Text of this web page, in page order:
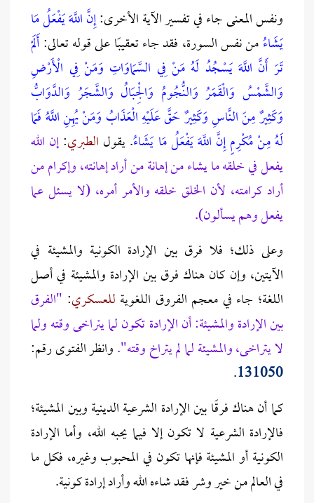
ونفس المعنى جاء في تفسير الآية الأخرى:إِنَّ اللَّهَ يَفْعَلُ مَا
يَشَاءُ من نفس السورة، فقد جاء تعقيبًا على قوله تعالى:أَلَمْ
تَرَ أَنَّ اللَّهَ يَسْجُدُ لَهُ مَنْ فِي السَّمَاوَاتِ وَمَنْ فِي الْأَرْضِ
وَالشَّمْسُ وَالْقَمَرُ وَالنُّجُومُ وَالْجِبَالُ وَالشَّجَرُ وَالدَّوَابُّ
وَكَثِيرٌ مِنَ النَّاسِ وَكَثِيرٌ حَقَّ عَلَيْهِ الْعَذَابُ وَمَنْ يُهِنِ اللَّهُ فَمَا
لَهُ مِنْ مُكْرِمٍ إِنَّ اللَّهَ يَفْعَلُ مَا يَشَاءُ. يقول الطبري:إن الله
يفعل في خلقه ما يشاء من إهانة من أراد إهانته، وإكرام من
أراد كرامته، لأن الخلق خلقه والأمر أمره، (لا يسئل عما
يفعل وهم يسألون).
وعلى ذلك؛ فلا فرق بين الإرادة الكونية والمشيئة في
الآيتين، وإن كان هناك فرق بين الإرادة والمشيئة في أصل
اللغة؛ جاء في معجم الفروق اللغوية للعسكري: "الفرق
بين الإرادة والمشيئة: أن الإرادة تكون لما يتراخى وقته ولما
لا يتراخى، والمشيئة لما لم يتراخ وقته".وانظر الفتوى رقم:
131050
.
كما أن هناك فرقًا بين الإرادة الشرعية الدينية وبين المشيئة؛
فالإرادة الشرعية لا تكون إلا فيما يحبه الله، وأما الإرادة
الكونية أو المشيئة فإنها تكون في المحبوب وغيره، فكل ما
في العالم من خير وشر فقد شاءه الله وأراد إرادة كونية.